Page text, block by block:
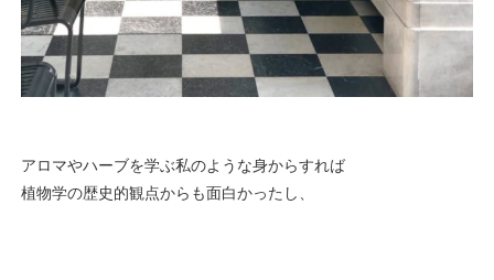
アロマやハーブを学ぶ私のような身からすれば
植物学の歴史的観点からも面白かったし、